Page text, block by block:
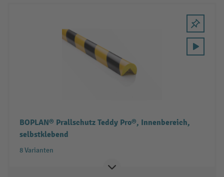
BOPLAN® Prallschutz Teddy Pro®, Innenbereich,
selbstklebend
8 Varianten